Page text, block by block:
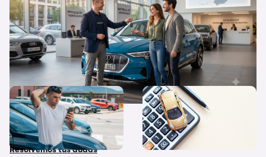
¿Qué diferencias hay entre
coche nuevo, coche de
stock y coche de Km 0?
Resolvemos tus dudas
Quiero un coche nuevo… ¿lo
pago al contado o financio
su compra?